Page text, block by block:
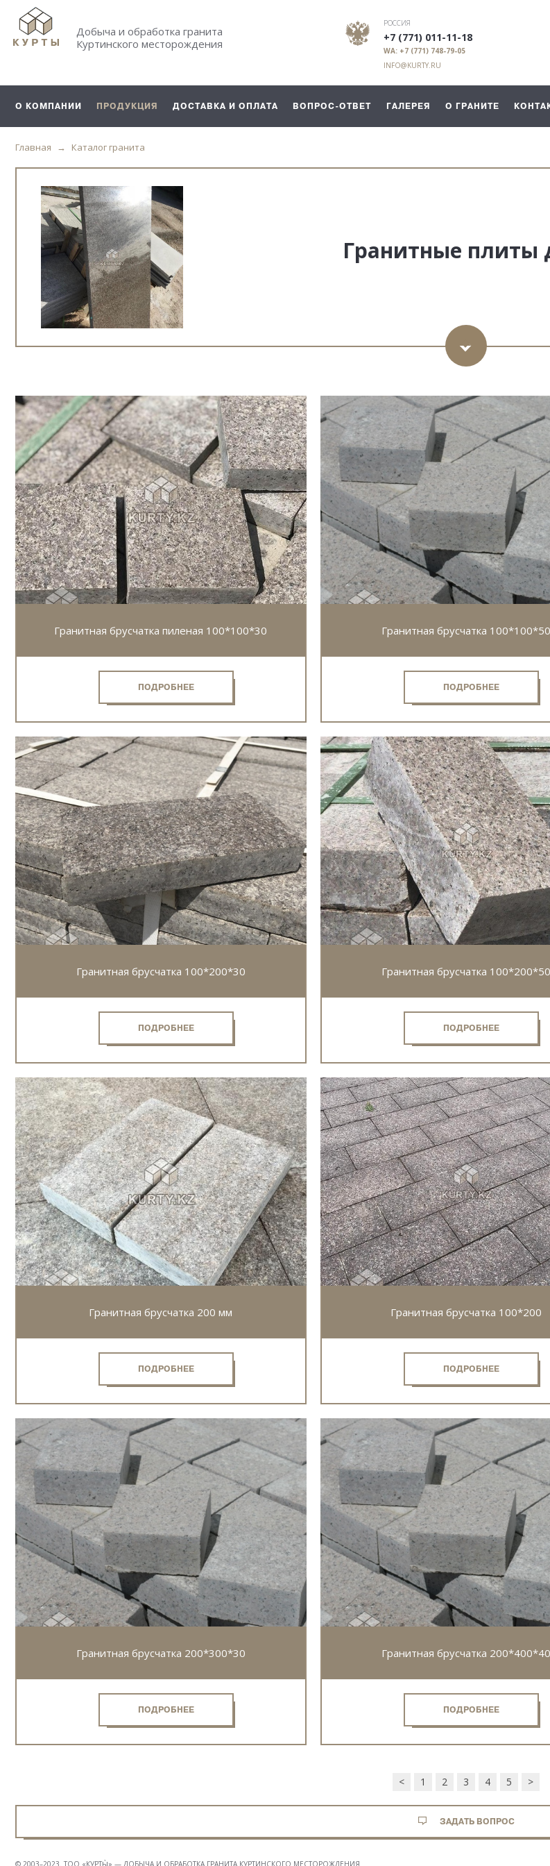
Добыча и обработка гранита
Куртинского месторождения
РОССИЯ
+7 (771) 011-11-18
WA: +7 (771) 748-79-05
INFO@KURTY.RU
О КОМПАНИИ ПРОДУКЦИЯ ДОСТАВКА И ОПЛАТА ВОПРОС-ОТВЕТ ГАЛЕРЕЯ О ГРАНИТЕ
Главная Каталог гранита
Гранитные плиты
Гранитная брусчатка пиленая 100*100*30
ПОДРОБНЕЕ
Гранитная брусчатка 100*100*50
ПОДРОБНЕЕ
Гранитная брусчатка 100*200*30
ПОДРОБНЕЕ
Гранитная брусчатка 100*200*50
ПОДРОБНЕЕ
Гранитная брусчатка 200 мм
ПОДРОБНЕЕ
Гранитная брусчатка 100*200
ПОДРОБНЕЕ
Гранитная брусчатка 200*300*30
ПОДРОБНЕЕ
Гранитная брусчатка 200*400*40
ПОДРОБНЕЕ
< 1 2 3 4 5 >
ЗАДАТЬ ВОПРОС
© 2003–2023. ТОО «КУРТЫ̀» — ДОБЫЧА И ОБРАБОТКА ГРАНИТА КУРТИНСКОГО МЕСТОРОЖДЕНИЯ